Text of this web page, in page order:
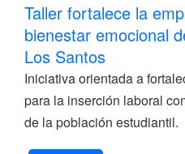
Taller fortalece la
bienestar emocional
Los Santos
Iniciativa orientada a
para la inserción laboral
de la población estudiantil.